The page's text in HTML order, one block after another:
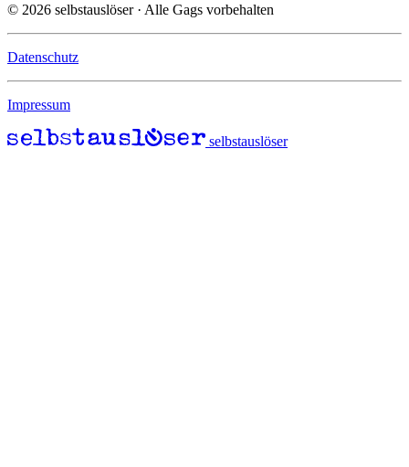
© 2026 selbstauslöser · Alle Gags vorbehalten
Datenschutz
Impressum
selbstauslöser